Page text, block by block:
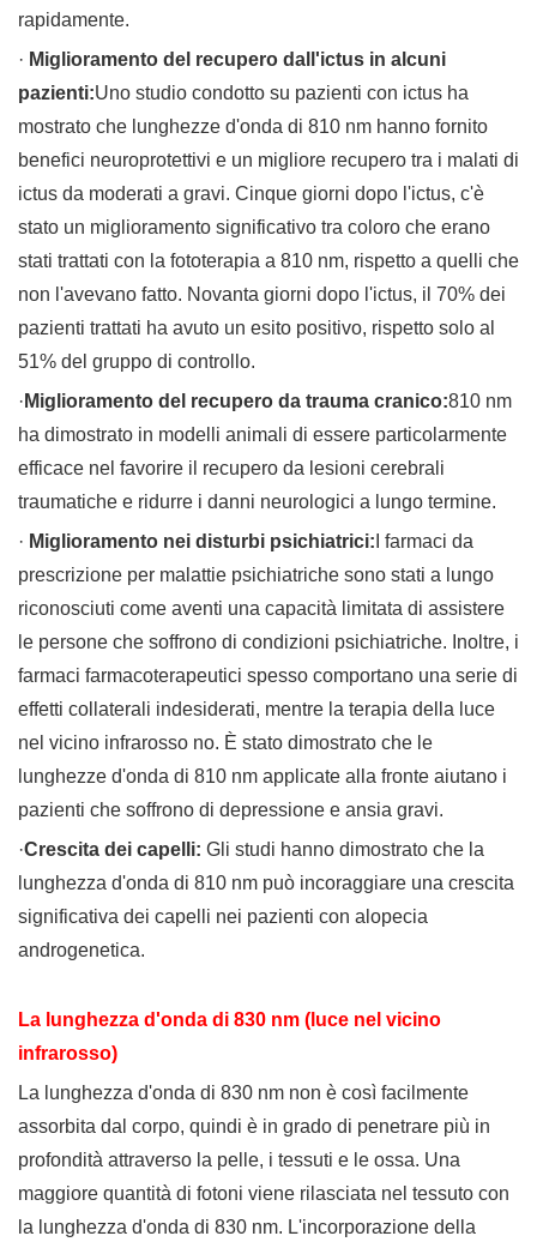
rapidamente.
· Miglioramento del recupero dall'ictus in alcuni
pazienti:Uno studio condotto su pazienti con ictus ha
mostrato che lunghezze d'onda di 810 nm hanno fornito
benefici neuroprotettivi e un migliore recupero tra i malati di
ictus da moderati a gravi. Cinque giorni dopo l'ictus, c'è
stato un miglioramento significativo tra coloro che erano
stati trattati con la fototerapia a 810 nm, rispetto a quelli che
non l'avevano fatto. Novanta giorni dopo l'ictus, il 70% dei
pazienti trattati ha avuto un esito positivo, rispetto solo al
51% del gruppo di controllo.
· Miglioramento del recupero da trauma cranico:810 nm
ha dimostrato in modelli animali di essere particolarmente
efficace nel favorire il recupero da lesioni cerebrali
traumatiche e ridurre i danni neurologici a lungo termine.
· Miglioramento nei disturbi psichiatrici: I farmaci da
prescrizione per malattie psichiatriche sono stati a lungo
riconosciuti come aventi una capacità limitata di assistere
le persone che soffrono di condizioni psichiatriche. Inoltre, i
farmaci farmacoterapeutici spesso comportano una serie di
effetti collaterali indesiderati, mentre la terapia della luce
nel vicino infrarosso no. È stato dimostrato che le
lunghezze d'onda di 810 nm applicate alla fronte aiutano i
pazienti che soffrono di depressione e ansia gravi.
·Crescita dei capelli: Gli studi hanno dimostrato che la
lunghezza d'onda di 810 nm può incoraggiare una crescita
significativa dei capelli nei pazienti con alopecia
androgenetica.
La lunghezza d'onda di 830 nm (luce nel vicino
infrarosso)
La lunghezza d'onda di 830 nm non è così facilmente
assorbita dal corpo, quindi è in grado di penetrare più in
profondità attraverso la pelle, i tessuti e le ossa. Una
maggiore quantità di fotoni viene rilasciata nel tessuto con
la lunghezza d'onda di 830 nm. L'incorporazione della